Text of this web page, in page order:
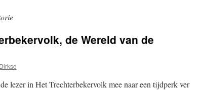
de Wereld van de
lezer in Het Trechterbekervolk mee naar een tijdperk ver